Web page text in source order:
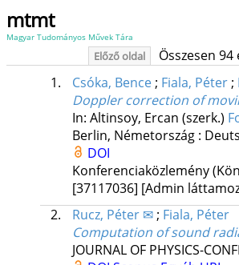
mtmt
Magyar Tudományos Művek Tára
Előző oldal Összesen
1. Csóka, Bence; Fiala, Péter;
Doppler correction of
In: Altinsoy, Ercan (szerk.)
Berlin, Németország :
DOI
Konferenciaközlemény
[37117036] [Admin
2.
Rucz, Péter ✉; Fiala, Péter
Computation of sound
JOURNAL OF PHYSICS-